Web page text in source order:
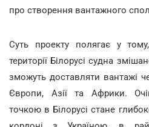
про створення вантажного
Суть проекту полягає у
території Білорусі судна
зможуть доставляти вантажі
Європи, Азії та Африки.
точкою в Білорусі стане